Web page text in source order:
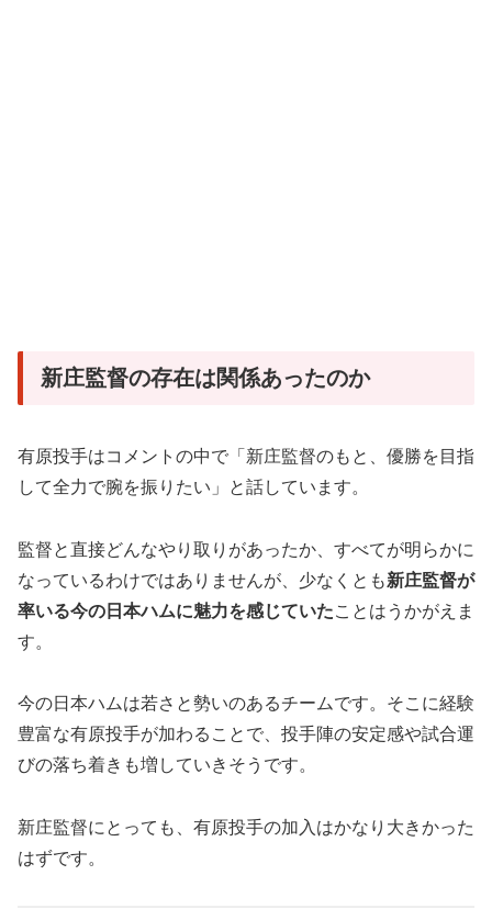
新庄監督の存在は関係あったのか
有原投手はコメントの中で「新庄監督のもと、優勝を目指
して全力で腕を振りたい」と話しています。
監督と直接どんなやり取りがあったか、すべてが明らかに
なっているわけではありませんが、少なくとも新庄監督が
率いる今の日本ハムに魅力を感じていたことはうかがえま
す。
今の日本ハムは若さと勢いのあるチームです。そこに経験
豊富な有原投手が加わることで、投手陣の安定感や試合運
びの落ち着きも増していきそうです。
新庄監督にとっても、有原投手の加入はかなり大きかった
はずです。